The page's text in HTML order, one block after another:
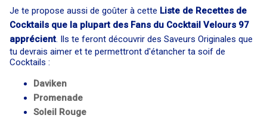
Je te propose aussi de goûter à cette Liste de Recettes de
Cocktails que la plupart des Fans du Cocktail Velours 97
apprécient. Ils te feront découvrir des Saveurs Originales que
tu devrais aimer et te permettront d'étancher ta soif de
Cocktails :
Daviken
Promenade
Soleil Rouge